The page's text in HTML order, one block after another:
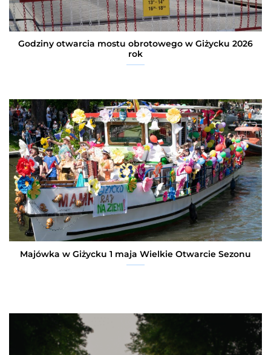
Godziny otwarcia mostu obrotowego w Giżycku 2026
rok
Majówka w Giżycku 1 maja Wielkie Otwarcie Sezonu